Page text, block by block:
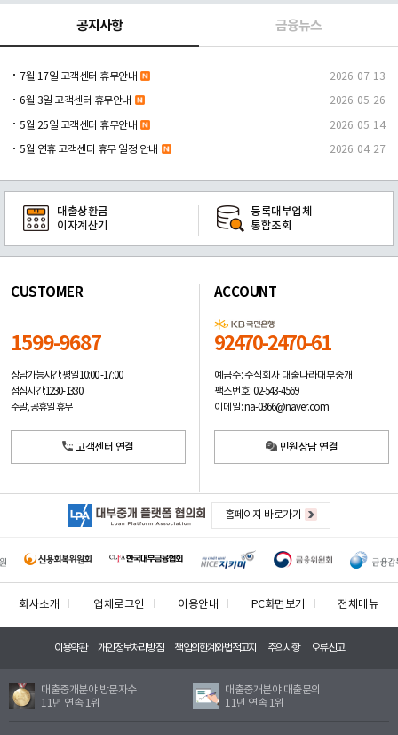
공지사항 금융뉴스
7월 17일 고객센터 휴무안내 2026. 07. 13
6월 3일 고객센터 휴무안내 2026. 05. 26
5월 25일 고객센터 휴무안내 2026. 05. 14
5월 연휴 고객센터 휴무 일정 안내 2026. 04. 27
대출상환금
이자계산기
등록대부업체
통합조회
CUSTOMER
1599-9687
상담가능시간: 평일10:00 -17:00
점심시간: 12:30 - 13:30
주말, 공휴일 휴무
고객센터 연결
ACCOUNT
92470-2470-61
예금주: 주식회사 대출나라대부중개
팩스번호: 02-543-4569
이메일: na-0366@naver.com
민원상담 연결
홈페이지 바로가기
회사소개 업체로그인 이용안내 PC화면보기 전체메뉴
이용약관 개인정보처리방침 책임의한계와법적고지 주의사항 오류신고
대출중개분야 방문자수
11년 연속 1위
대출중개분야 대출문의
11년 연속 1위